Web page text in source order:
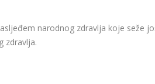
narodnog zdravlja koje seže
zdravlja.